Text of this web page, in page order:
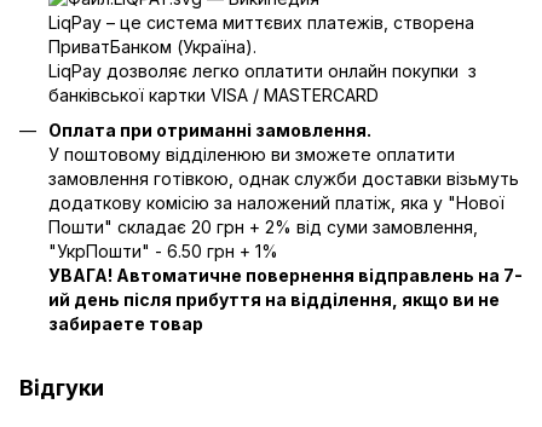
LiqPay – це система миттєвих платежів, створена
ПриватБанком (Україна).
LiqPay дозволяє легко оплатити онлайн покупки з
банківської картки VISA / MASTERCARD
Оплата при отриманні замовлення.
У поштовому відділенюю ви зможете оплатити
замовлення готівкою, однак служби доставки візьмуть
додаткову комісію за наложений платіж, яка у "Нової
Пошти" складає 20 грн + 2% від суми замовлення,
"УкрПошти" - 6.50 грн + 1%
УВАГА! Автоматичне повернення відправлень на 7-
ий день після прибуття на відділення, якщо ви не
забираете товар
Відгуки